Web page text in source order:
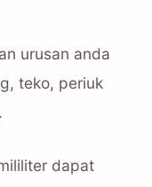
urusan anda
teko, periuk
dapat